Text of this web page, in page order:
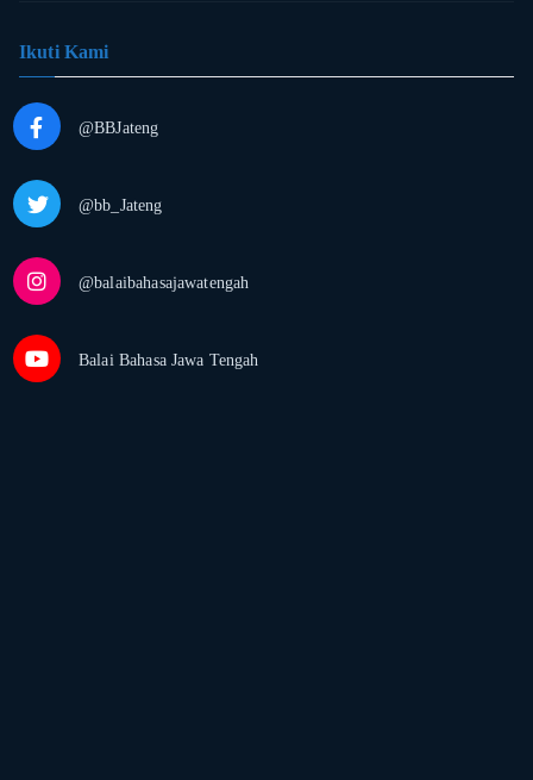
Ikuti Kami
@BBJateng
@bb_Jateng
@balaibahasajawatengah
Balai Bahasa Jawa Tengah